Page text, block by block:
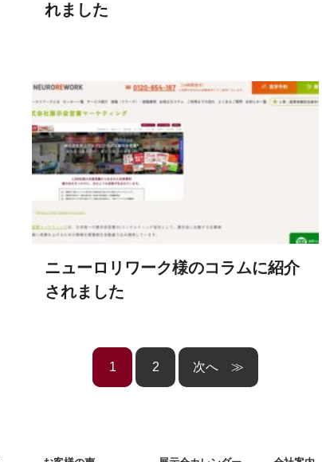
れました
ニューロリワーク様のコラムに紹介
されました
1 2 ≫